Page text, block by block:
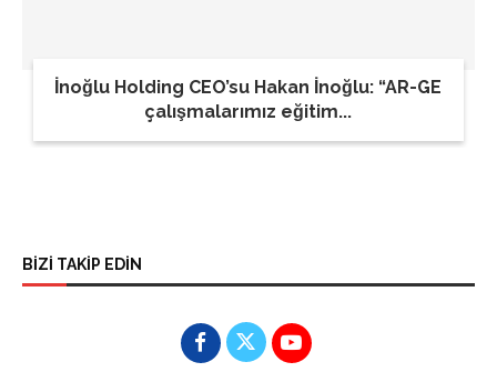
İnoğlu Holding CEO’su Hakan İnoğlu: “AR-GE
çalışmalarımız eğitim...
BİZİ TAKİP EDİN